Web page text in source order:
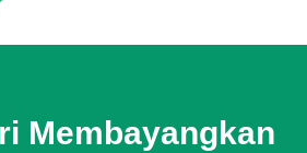
Membayangkan